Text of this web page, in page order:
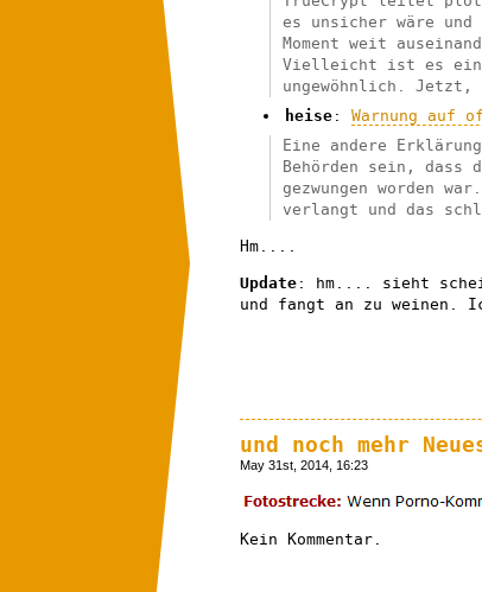
es unsicher wäre
Moment weit
Vielleicht ist es
ungewöhnlich. Jetzt,
heise :Warnung
Eine andere
Behörden sein, dass
gezwungen worden
verlangt und das
Hm....
Update : hm.... sieht
und fangt an zu weinen.
und noch mehr
May 31st, 2014, 16:23
Kein Kommentar.